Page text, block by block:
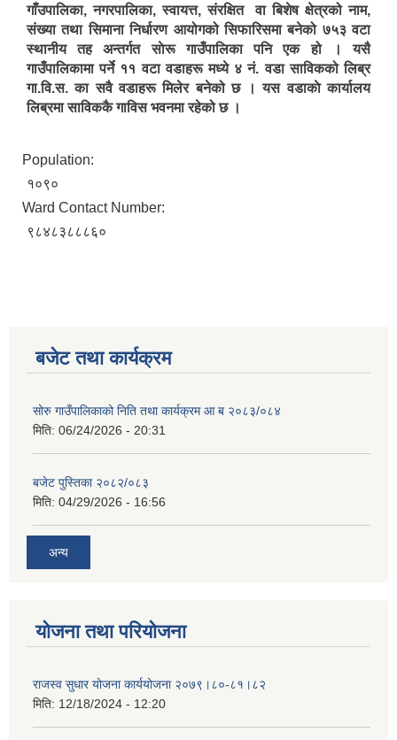
गाँउपालिका, नगरपालिका, स्वायत्त, संरक्षित वा बिशेष क्षेत्रको नाम,
संख्या तथा सिमाना निर्धारण आयोगको सिफारिसमा बनेको ७५३ वटा
स्थानीय तह अन्तर्गत साेरू गाउँपालिका पनि एक हो । यसै
गाउँपालिकामा पर्ने ११ वटा वडाहरू मध्ये ४ नं. वडा साविकको लिब्र
गा.वि.स. का सवै वडाहरू मिलेर बनेको छ । यस वडाकाे कार्यालय
लिब्रमा साविककै गाविस भवनमा रहेको छ ।
Population:
१०९०
Ward Contact Number:
९८४८३८८८६०
बजेट तथा कार्यक्रम
सोरु गाउँपालिकाको निति तथा कार्यक्रम आ ब २०८३/०८४
मिति: 06/24/2026 - 20:31
बजेट पुस्तिका २०८२/०८३
मिति: 04/29/2026 - 16:56
अन्य
योजना तथा परियोजना
राजस्व सुधार योजना कार्ययोजना २०७९।८०-८१।८२
मिति: 12/18/2024 - 12:20